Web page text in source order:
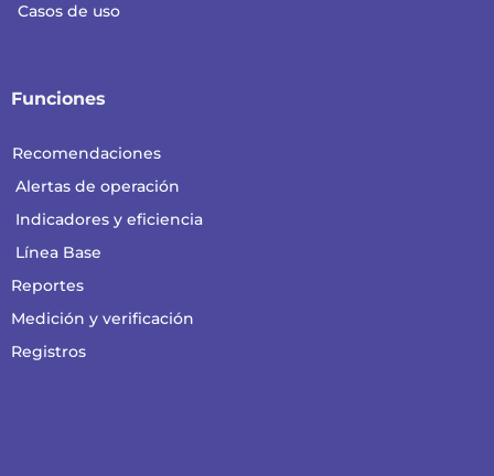
Casos de uso
Funciones
Recomendaciones
Alertas de operación
Indicadores y eficiencia
Línea Base
Reportes
Medición y verificación
Registros